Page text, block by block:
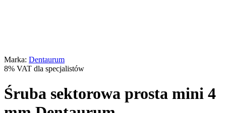
Marka: Dentaurum
8% VAT dla specjalistów
Śruba sektorowa prosta mini 4